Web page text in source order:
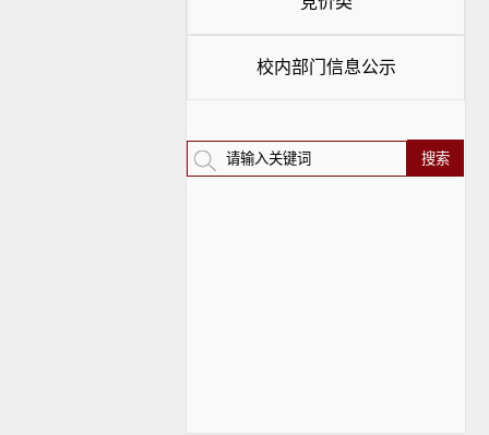
校内部门信息公示